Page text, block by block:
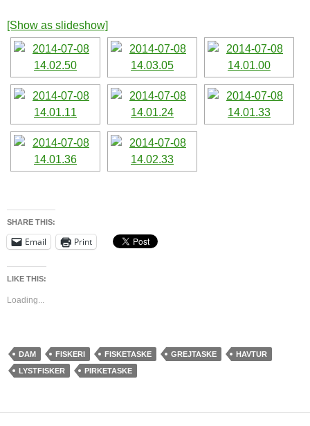
[Show as slideshow]
SHARE THIS:
Email Print
LIKE THIS:
Loading...
DAM FISKERI FISKETASKE GREJTASKE
HAVTUR
LYSTFISKER
PIRKETASKE